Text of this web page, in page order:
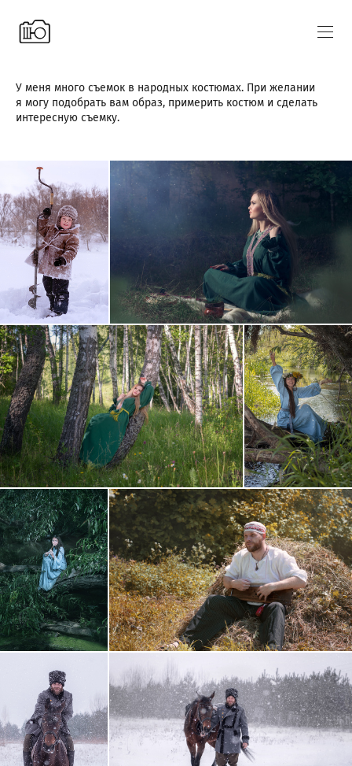
У меня много съемок в народных костюмах. При желании
я могу подобрать вам образ, примерить костюм и сделать
интересную съемку.